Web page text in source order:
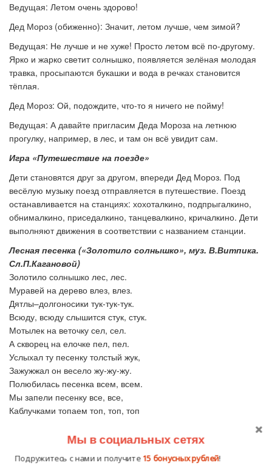
Ведущая: Летом очень здорово!
Дед Мороз (обиженно): Значит, летом лучше, чем зимой?
Ведущая: Не лучше и не хуже! Просто летом всё по-другому.
Ярко и жарко светит солнышко, появляется зелёная молодая
травка, просыпаются букашки и вода в речках становится
тёплая.
Дед Мороз: Ой, подождите, что-то я ничего не пойму!
Ведущая: А давайте пригласим Деда Мороза на летнюю
прогулку, например, в лес, и там он всё увидит сам.
Игра «Путешествие на поезде»
Дети становятся друг за другом, впереди Дед Мороз. Под
весёлую музыку поезд отправляется в путешествие. Поезд
останавливается на станциях: хохоталкино, подпрыгалкино,
обнималкино, приседалкино, танцевалкино, кричалкино. Дети
выполняют движения в соответствии с названием станции.
Лесная песенка («Золотило солнышко», муз. В.Витпика.
Сл.П.Кагановой)
Золотило солнышко лес, лес.
Муравей на дерево влез, влез.
Дятлы–долгоносики тук-тук-тук.
Всюду, всюду слышится стук, стук.
Мотылек на веточку сел, сел.
А скворец на елочке пел, пел.
Услыхал ту песенку толстый жук,
Зажужжал он весело жу-жу-жу.
Полюбилась песенка всем, всем.
Мы запели песенку все, все,
Каблучками топаем топ, топ, топ
Ведущий: Вот мы и добрались до леса. Дедушка Мороз, зимой
в небе летают снежинки. Правильно?
Мы в социальных сетях
Подружитесь с нами и получите15 бонусных рублей!